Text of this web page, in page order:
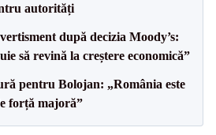
autorități
după decizia Moody’s:
să revină la creștere economică”
pentru Bolojan: „România este
forță majoră”